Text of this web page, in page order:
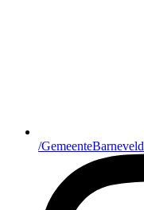
/GemeenteBarneveld